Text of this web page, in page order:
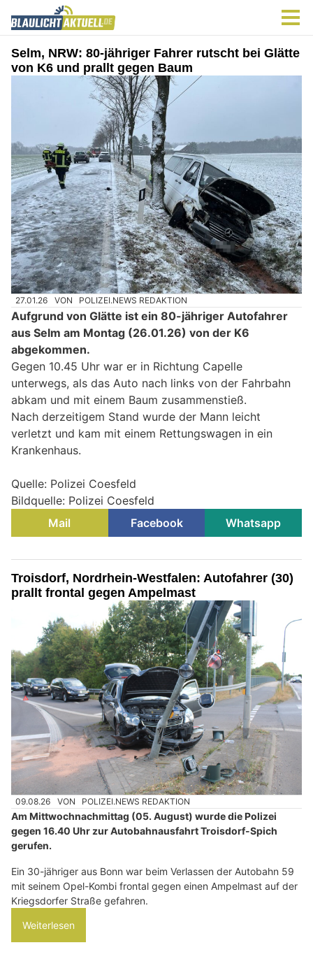
Selm, NRW: 80-jähriger Fahrer rutscht bei Glätte
von K6 und prallt gegen Baum
27.01.26 VON POLIZEI.NEWS REDAKTION
Aufgrund von Glätte ist ein 80-jähriger Autofahrer
aus Selm am Montag (26.01.26) von der K6
abgekommen.
Gegen 10.45 Uhr war er in Richtung Capelle
unterwegs, als das Auto nach links von der Fahrbahn
abkam und mit einem Baum zusammenstieß.
Nach derzeitigem Stand wurde der Mann leicht
verletzt und kam mit einem Rettungswagen in ein
Krankenhaus.
Quelle: Polizei Coesfeld
Bildquelle: Polizei Coesfeld
Mail
Facebook Whatsapp
Troisdorf, Nordrhein-Westfalen: Autofahrer (30)
prallt frontal gegen Ampelmast
09.08.26 VON POLIZEI.NEWS REDAKTION
Am Mittwochnachmittag (05. August) wurde die Polizei
gegen 16.40 Uhr zur Autobahnausfahrt Troisdorf-Spich
gerufen.
Ein 30-jähriger aus Bonn war beim Verlassen der Autobahn 59
mit seinem Opel-Kombi frontal gegen einen Ampelmast auf der
Kriegsdorfer Straße gefahren.
Weiterlesen